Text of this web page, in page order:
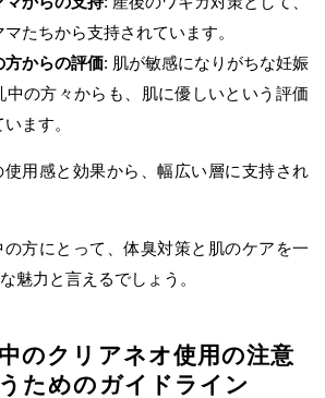
マたちから支持されています。
方からの評価: 肌が敏感になりがちな妊娠
中の方々からも、肌に優しいという評価
ます。
用感と効果から、幅広い層に支持され
方にとって、体臭対策と肌のケアを一
魅力と言えるでしょう。
のクリアネオ使用の注意
ためのガイドライン